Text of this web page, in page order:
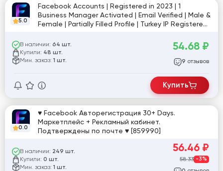
5.0
Facebook Accounts | Registered in 2023 | 1
Business Manager Activated | Email Verified | Male &
Female | Partially Filled Profile | Turkey IP Registered |
В наличии: 64 шт.
Купили: 48 шт.
Мин. заказ: 1 шт.
54.68 ₽
9 отзывов
Купить
0.0
♥ Facebook Авторегистрация 30+ Days.
Маркетплейс + Рекламный кабинет.
Подтверждены по почте ♥ [859990]
В наличии: 249 шт.
Купили: 0 шт.
Мин. заказ: 1 шт.
56.46 ₽
58.33 -3%